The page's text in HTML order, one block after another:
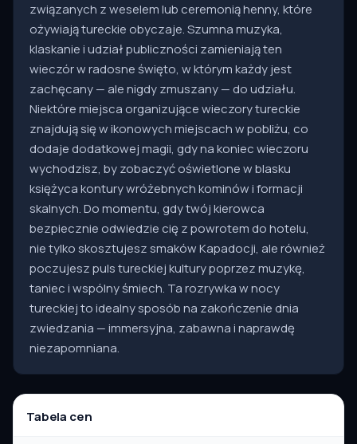
związanych z weselem lub ceremonią henny, które
ożywiają tureckie obyczaje. Szumna muzyka,
klaskanie i udział publiczności zamieniają ten
wieczór w radosne święto, w którym każdy jest
zachęcany — ale nigdy zmuszany — do udziału.
Niektóre miejsca organizujące wieczory tureckie
znajdują się w ikonowych miejscach w pobliżu, co
dodaje dodatkowej magii, gdy na koniec wieczoru
wychodzisz, by zobaczyć oświetlone w blasku
księżyca kontury wróżebnych kominów i formacji
skalnych. Do momentu, gdy twój kierowca
bezpiecznie odwiedzie cię z powrotem do hotelu,
nie tylko skosztujesz smaków Kapadocji, ale również
poczujesz puls tureckiej kultury poprzez muzykę,
taniec i wspólny śmiech. Ta rozrywka w nocy
tureckiej to idealny sposób na zakończenie dnia
zwiedzania — immersyjna, zabawna i naprawdę
niezapomniana.
Tabela cen